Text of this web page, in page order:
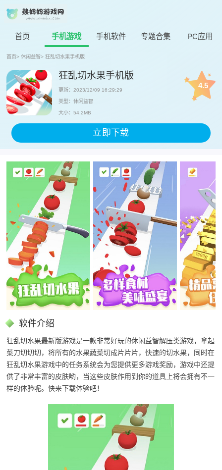
首页 手机游戏 手机软件 专题合集 PC应用
首页> 休闲益智> 狂乱切水果手机版
狂乱切水果手机版
更新：2023/12/09 16:29:29
类型：休闲益智
大小：54.2MB
4.5
立即下载
软件介绍
狂乱切水果最新版游戏是一款非常好玩的休闲益智解压类游戏，拿起
菜刀切切切，将所有的水果蔬菜切成片片片，快速的切水果，同时在
狂乱切水果游戏中的任务系统会为您提供更多游戏奖励，游戏中还提
供了非常丰富的皮肤哟，当这些皮肤作用到你的道具上将会拥有不一
样的体验呢。快来下载体验吧！